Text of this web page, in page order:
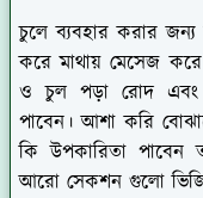
চুলে ব্যবহার করার
করে মাথায় মেসেজ করে
ও চুল পড়া রোদ এবং
পাবেন। আশা করি
কি উপকারিতা পাবেন
আরো সেকশন গুলো